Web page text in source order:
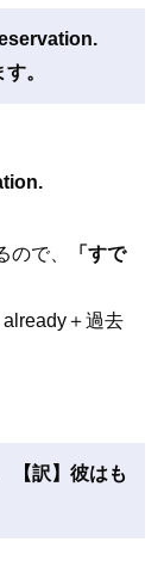
。
で、
「すで
＋過去
訳】彼はも